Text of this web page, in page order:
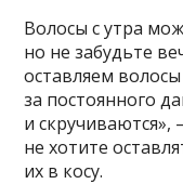
Волосы с утра
но не забудьте
оставляем
за постоянного
и скручиваются»,
не хотите
их в косу.